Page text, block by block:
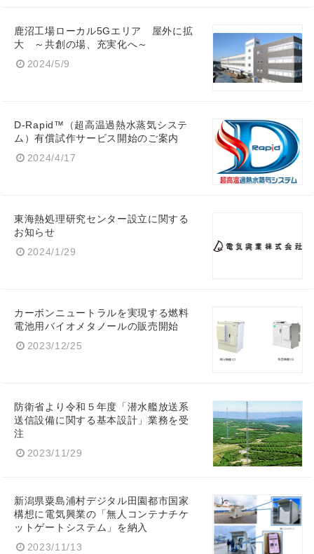
鹿沼工場ローカル5Gエリア 屋外に拡
大 ～共創の場、充実化へ～
2024/5/9
D-Rapid™（超高温過熱水蒸気システ
ム）有償試作サービス開始のご案内
2024/4/17
東海熱処理研究センター設立に関する
お知らせ
2024/1/29
カーボンニュートラルを実現する燃料
電池用バイオメタノールの販売開始
2023/12/25
防衛省より令和５年度「潜水艦放送系
送信設備に関する基本設計」業務を受
注
2023/11/29
新潟県粟島浦村デジタル田園都市国家
構想に電気興業の「無人コンテナチケ
ットゲートシステム」を納入
2023/11/13